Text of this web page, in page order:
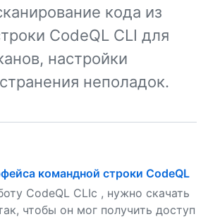
кода из
CodeQL CLI для
настройки
неполадок.
командной строки CodeQL
CodeQL CLIс , нужно скачать
чтобы он мог получить доступ